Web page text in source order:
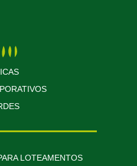
LOTEAMENTOS